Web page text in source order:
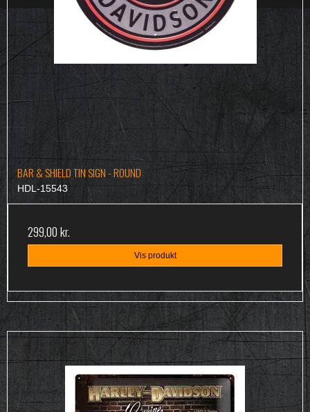
BAR & SHIELD TIN SIGN - ROUND
HDL-15543
299,00 kr.
Vis produkt